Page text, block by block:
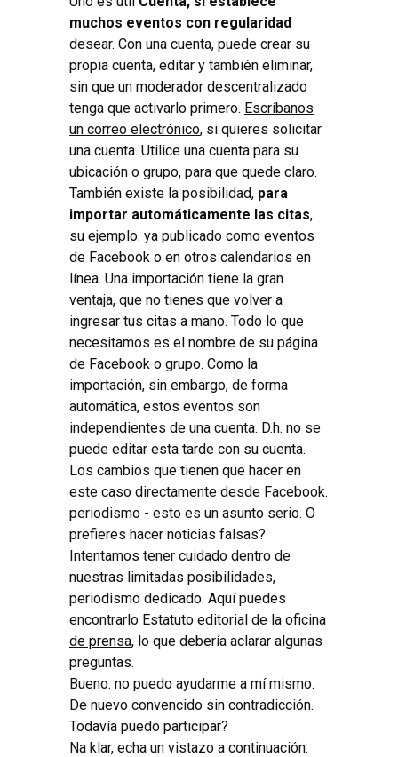
muchos eventos con regularidad
desear. Con una cuenta, puede crear su
propia cuenta, editar y también eliminar,
sin que un moderador descentralizado
tenga que activarlo primero. Escríbanos
un correo electrónico, si quieres solicitar
una cuenta. Utilice una cuenta para su
ubicación o grupo, para que quede claro.
También existe la posibilidad, para
importar automáticamente las citas,
su ejemplo. ya publicado como eventos
de Facebook o en otros calendarios en
línea. Una importación tiene la gran
ventaja, que no tienes que volver a
ingresar tus citas a mano. Todo lo que
necesitamos es el nombre de su página
de Facebook o grupo. Como la
importación, sin embargo, de forma
automática, estos eventos son
independientes de una cuenta. D.h. no se
puede editar esta tarde con su cuenta.
Los cambios que tienen que hacer en
este caso directamente desde Facebook.
periodismo - esto es un asunto serio. O
prefieres hacer noticias falsas?
Intentamos tener cuidado dentro de
nuestras limitadas posibilidades,
periodismo dedicado. Aquí puedes
encontrarlo Estatuto editorial de la oficina
de prensa, lo que debería aclarar algunas
preguntas.
Bueno. no puedo ayudarme a mí mismo.
De nuevo convencido sin contradicción.
Todavía puedo participar?
Na klar, echa un vistazo a continuación: